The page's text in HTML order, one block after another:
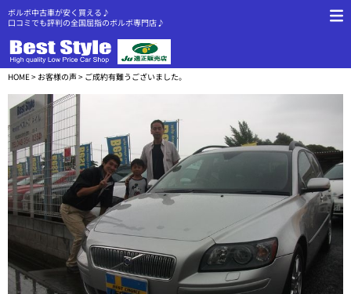
ボルボ中古車が安く買える♪
口コミでも評判の全国屈指のボルボ専門店♪
HOME> お客様の声> ご成約有難うございました。